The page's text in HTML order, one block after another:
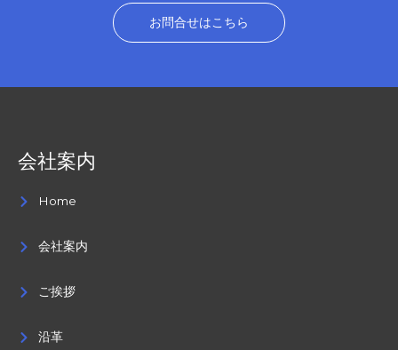
お問合せはこちら
会社案内
Home
会社案内
ご挨拶
沿革